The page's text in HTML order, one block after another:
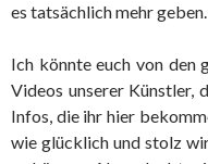
es tatsächlich mehr
Ich könnte euch von den
Videos unserer Künstler,
Infos, die ihr hier
wie glücklich und stolz